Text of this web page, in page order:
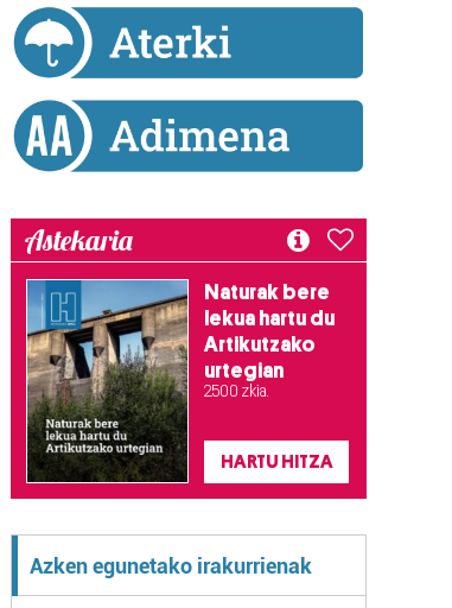
Astekaria
Naturak bere
lekua hartu du
Artikutzako
urtegian
2.500 zkia.
HARTU HITZA
Azken egunetako irakurrienak